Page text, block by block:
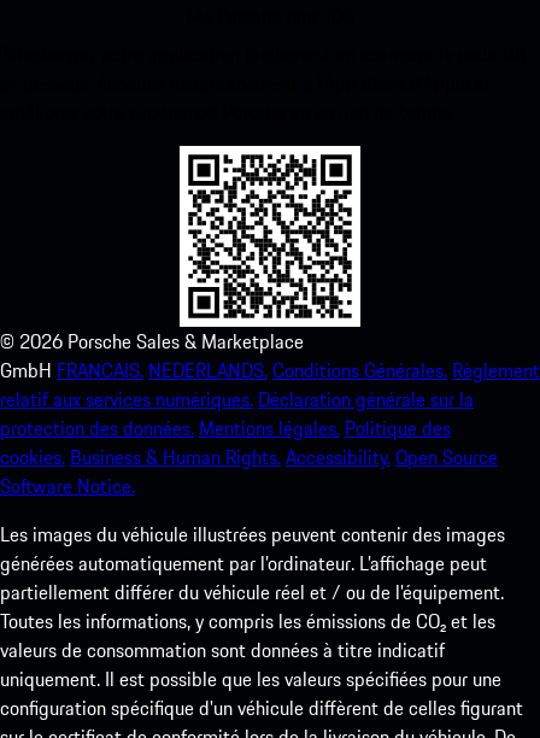
© 2026 Porsche Sales & Marketplace
GmbH FRANCAIS. NEDERLANDS.Conditions Générales. Règlement
relatif aux services numériques. Déclaration générale sur la
protection des données. Mentions légales. Politique des
cookies. Business & Human Rights.Accessibility.Open Source
Software Notice.
Les images du véhicule illustrées peuvent contenir des images
générées automatiquement par l’ordinateur. L’affichage peut
partiellement différer du véhicule réel et / ou de l’équipement.
Toutes les informations, y compris les émissions de CO₂ et les
valeurs de consommation sont données à titre indicatif
uniquement. Il est possible que les valeurs spécifiées pour une
configuration spécifique d'un véhicule diffèrent de celles figurant